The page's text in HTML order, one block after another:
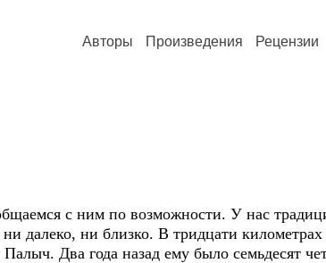
Авторы Произведения Рецензии
с ним по возможности. У нас
далеко, ни близко. В тридцати
Два года назад ему было семьдесят